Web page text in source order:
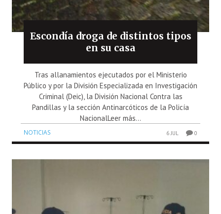
Escondía droga de distintos tipos
en su casa
Tras allanamientos ejecutados por el Ministerio
Público y por la División Especializada en Investigación
Criminal (Deic), la División Nacional Contra las
Pandillas y la sección Antinarcóticos de la Policía
NacionalLeer más...
NOTICIAS 6 JUL 0